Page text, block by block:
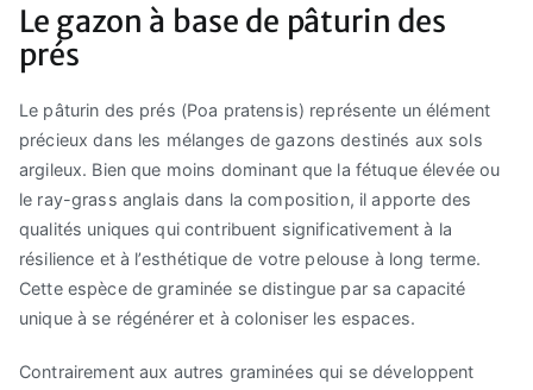
Le gazon à base de pâturin des
prés
Le pâturin des prés (Poa pratensis) représente un élément
précieux dans les mélanges de gazons destinés aux sols
argileux. Bien que moins dominant que la fétuque élevée ou
le ray-grass anglais dans la composition, il apporte des
qualités uniques qui contribuent significativement à la
résilience et à l’esthétique de votre pelouse à long terme.
Cette espèce de graminée se distingue par sa capacité
unique à se régénérer et à coloniser les espaces.
Contrairement aux autres graminées qui se développent